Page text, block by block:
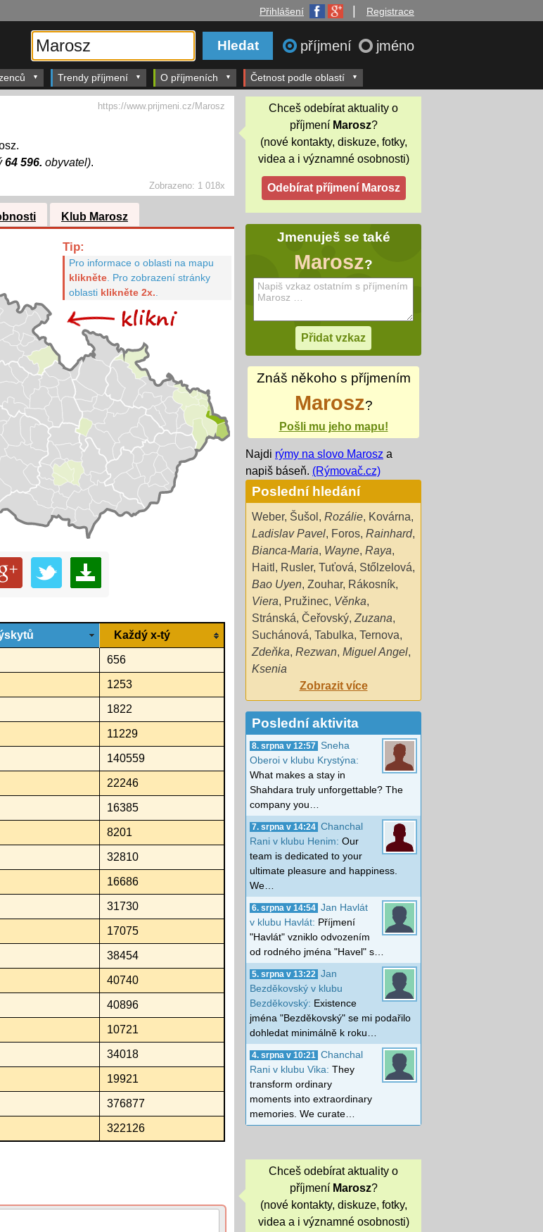
Přihlášení Registrace
příjmení jméno
Trendy příjmení O příjmeních Četnost podle oblastí
Zobrazeno: 1 018x
64 596. obyvatel).
https://www.prijmeni.cz/Marosz
Klub Marosz
Tip:
Pro informace o oblasti na mapu
klikněte. Pro zobrazení stránky
oblasti klikněte 2x.
Každý x-tý
656
1253
1822
11229
140559
22246
16385
8201
32810
16686
31730
17075
38454
40740
40896
10721
34018
19921
376877
322126
Chceš odebírat aktuality o
příjmení Marosz?
(nové kontakty, diskuze, fotky,
videa a i významné osobnosti)
Jmenuješ se také
Marosz?
Znáš někoho s příjmením
Marosz?
Pošli mu jeho mapu!
Najdi rýmy na slovo Marosz a
napiš báseň. (Rýmovač.cz)
Poslední hledání
Weber, Šušol , Rozálie, Kovárna,
Ladislav Pavel, Foros, Rainhard,
Bianca-Maria, Wayne, Raya,
Haitl , Rusler, Tuťová, Stőlzelová,
Bao Uyen, Zouhar, Rákosník,
Viera, Pružinec, Věnka,
Stránská, Čeřovský, Zuzana,
Suchánová, Tabulka, Ternova,
Zdeňka, Rezwan, Miguel Angel,
Ksenia
Zobrazit více
Poslední aktivita
8. srpna v 12:57
Sneha
Oberoi v klubu Krystýna:
What makes a stay in
Shahdara truly unforgettable? The
company you…
7. srpna v 14:24 Chanchal
Rani v klubu Henim: Our
team is dedicated to your
ultimate pleasure and happiness.
We…
6. srpna v 14:54 Jan Havlát
v klubu Havlát: Příjmení
"Havlát" vzniklo odvozením
od rodného jména "Havel" s…
5. srpna v 13:22
Jan
Bezděkovský v klubu
Bezděkovský: Existence
jména "Bezděkovský" se mi podařilo
dohledat minimálně k roku…
4. srpna v 10:21
Chanchal
Rani v klubu Vika: They
transform ordinary
moments into extraordinary
memories. We curate…
Chceš odebírat aktuality o
příjmení Marosz?
(nové kontakty, diskuze, fotky,
videa a i významné osobnosti)